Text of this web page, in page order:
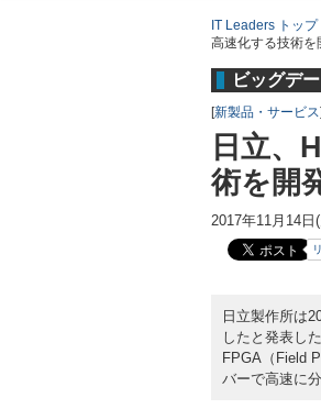
IT Leaders トップ
高速化する技術を
ビッグデ
[新製品・サービス]
日立、
術を開
2017年11月14日
日立製作所は
したと発表し
FPGA（Field
バーで高速に